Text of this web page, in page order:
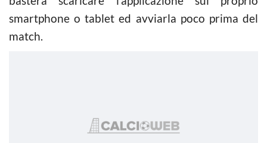
smartphone o tablet ed avviarla poco prima del
match.